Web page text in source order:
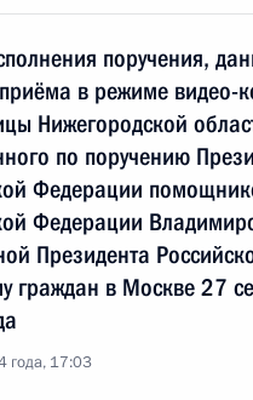
поручения,
в режиме видео-
Нижегородской
по поручению
Федерации
Федерации
Президента
граждан в Москве 27
года, 17:03